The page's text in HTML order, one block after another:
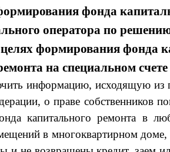
фонда
оператора по
формирования фонда
на специальном счете
информацию, исходящую
о праве собственников
капитального ремонта в
в многоквартирном доме,